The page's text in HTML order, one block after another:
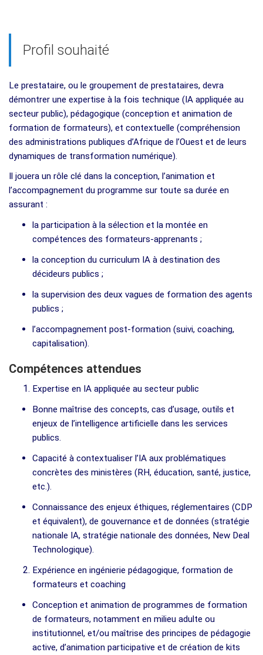
Profil souhaité
Le prestataire, ou le groupement de prestataires, devra
démontrer une expertise à la fois technique (IA appliquée au
secteur public), pédagogique (conception et animation de
formation de formateurs), et contextuelle (compréhension
des administrations publiques d’Afrique de l’Ouest et de leurs
dynamiques de transformation numérique).
Il jouera un rôle clé dans la conception, l’animation et
l’accompagnement du programme sur toute sa durée en
assurant :
la participation à la sélection et la montée en
compétences des formateurs-apprenants ;
la conception du curriculum IA à destination des
décideurs publics ;
la supervision des deux vagues de formation des agents
publics ;
l’accompagnement post-formation (suivi, coaching,
capitalisation).
Compétences attendues
Expertise en IA appliquée au secteur public
Bonne maîtrise des concepts, cas d’usage, outils et
enjeux de l’intelligence artificielle dans les services
publics.
Capacité à contextualiser l’IA aux problématiques
concrètes des ministères (RH, éducation, santé, justice,
etc.).
Connaissance des enjeux éthiques, réglementaires (CDP
et équivalent), de gouvernance et de données (stratégie
nationale IA, stratégie nationale des données, New Deal
Technologique).
Expérience en ingénierie pédagogique, formation de
formateurs et coaching
Conception et animation de programmes de formation
de formateurs, notamment en milieu adulte ou
institutionnel, et/ou maîtrise des principes de pédagogie
active, d’animation participative et de création de kits